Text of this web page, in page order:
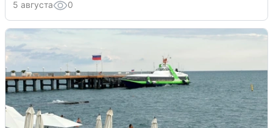
5 августа 0